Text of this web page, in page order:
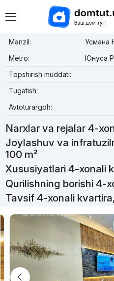
Manzil:
Усмана
Metro:
Юнуса
Topshirish muddati:
Tugatish:
Avtoturargoh:
Narxlar va rejalar 4-
Joylashuv va
100 m²
Xususiyatlari 4-xonali
Qurilishning borishi 4-
Tavsif 4-xonali